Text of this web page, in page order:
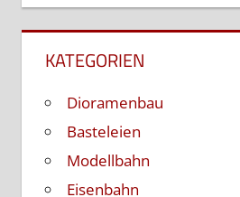
KATEGORIEN
Dioramenbau
Basteleien
Modellbahn
Eisenbahn